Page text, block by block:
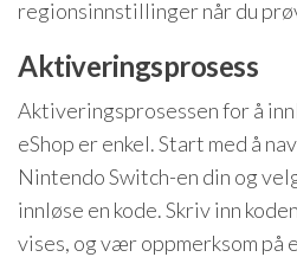
regionsinnstillinger når du
Aktiveringsprosess
Aktiveringsprosessen for å
eShop er enkel. Start med å
Nintendo Switch-en din og
innløse en kode. Skriv inn
vises, og vær oppmerksom på